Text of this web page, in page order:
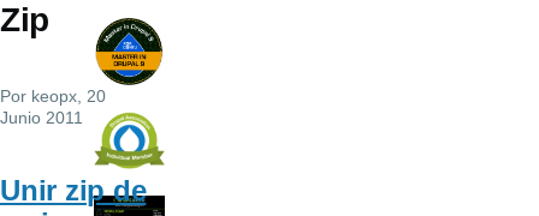
de
navegación
Zip
Por keopx , 20
Junio 2011
Unir zip de